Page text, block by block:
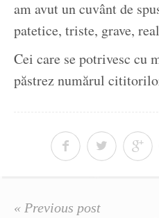
am avut un cuvânt de
patetice, triste, grave,
Cei care se potrivesc cu
păstrez numărul
« Previous post